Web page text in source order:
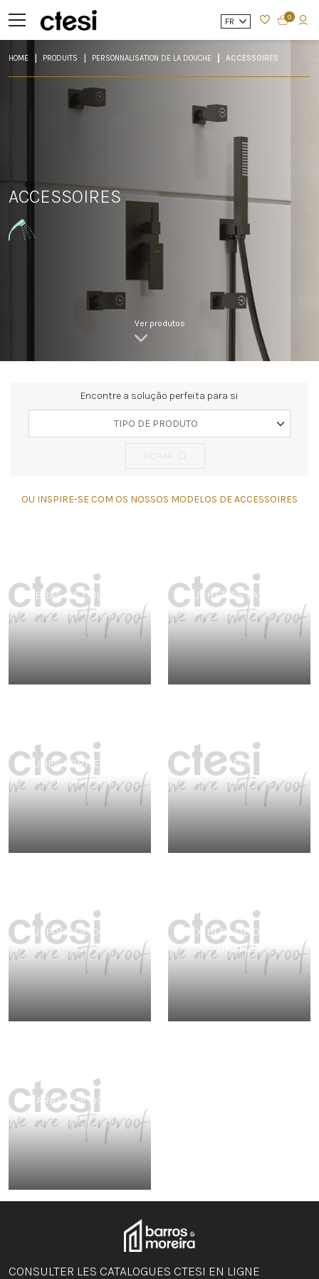
FR 0
HOME PRODUITS PERSONNALISATION DE LA DOUCHE ACCESSOIRES
ACCESSOIRES
Ver produtos
Encontre a solução perfeita para si
TIPO DE PRODUTO
OU INSPIRE-SE COM OS NOSSOS MODELOS DE ACCESSOIRES
BRAS DE DOUCHE DOUCHETTES LATÉRALES
COUDES SORTIE D’EAU À
ENCASTRER
BECS
SUPPORT DE DOUCHE
FLEXIBLES DE DOUCHE -
GIRAFLEX
BARRES DE DOUCHE
CONSULTER LES CATALOGUES CTESI EN LIGNE